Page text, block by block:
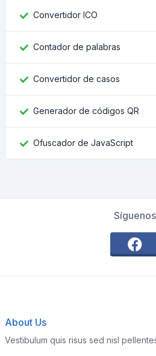
Convertidor ICO
Contador de palabras
Convertidor de casos
Generador de códigos QR
Ofuscador de JavaScript
Síguenos
About Us
Vestibulum quis risus sed nisl